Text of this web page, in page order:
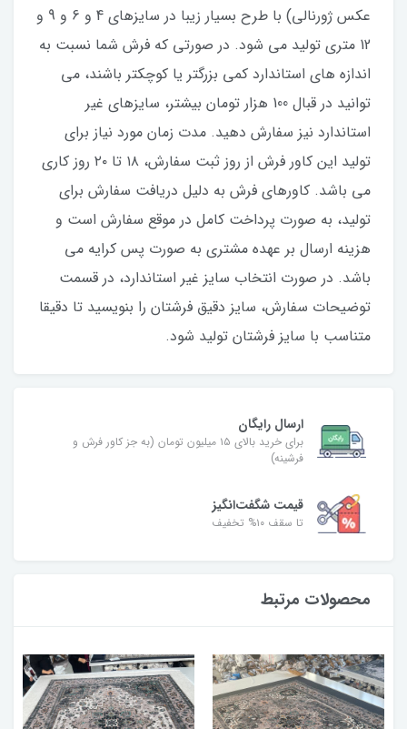
عکس ژورنالی) با طرح بسیار زیبا در سایزهای 4 و 6 و 9 و
12 متری تولید می شود. در صورتی که فرش شما نسبت به
اندازه های استاندارد کمی بزرگتر یا کوچکتر باشند، می
توانید در قبال 100 هزار تومان بیشتر، سایزهای غیر
استاندارد نیز سفارش دهید. مدت زمان مورد نیاز برای
تولید این کاور فرش از روز ثبت سفارش، ۱۸ تا ۲۰ روز کاری
می باشد. کاورهای فرش به دلیل دریافت سفارش برای
تولید، به صورت پرداخت کامل در موقع سفارش است و
هزینه ارسال بر عهده مشتری به صورت پس کرایه می
باشد. در صورت انتخاب سایز غیر استاندارد، در قسمت
توضیحات سفارش، سایز دقیق فرشتان را بنویسید تا دقیقا
متناسب با سایز فرشتان تولید شود.
ارسال رایگان
برای خرید بالای ۱۵ میلیون تومان (به جز کاور فرش و
فرشینه)
قیمت شگفت‌انگیز
تا سقف ۱۰% تخفیف
محصولات مرتبط